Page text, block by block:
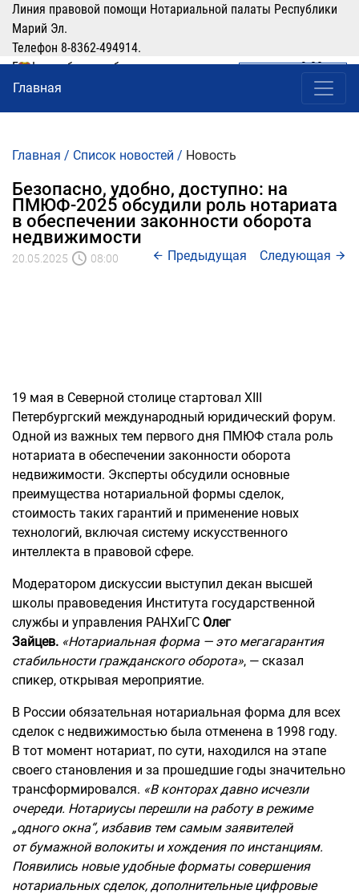
Линия правовой помощи Нотариальной палаты Республики
Марий Эл.
Телефон 8-8362-494914.
График работы: рабочие дни понедельник-четверг с 9:00 по
16:00, перерыв 12:00-13:00
ЛИЧНЫЙ КАБИНЕТ
Главная
Главная / Список новостей / Новость
Безопасно, удобно, доступно: на
ПМЮФ-2025 обсудили роль нотариата
в обеспечении законности оборота
недвижимости
20.05.2025 08:00 Следующая
Предыдущая
19 мая в Северной столице стартовал XIII
Петербургский международный юридический форум.
Одной из важных тем первого дня ПМЮФ стала роль
нотариата в обеспечении законности оборота
недвижимости. Эксперты обсудили основные
преимущества нотариальной формы сделок,
стоимость таких гарантий и применение новых
технологий, включая систему искусственного
интеллекта в правовой сфере.
Модератором дискуссии выступил декан высшей
школы правоведения Института государственной
службы и управления РАНХиГС Олег
Зайцев. «Нотариальная форма — это мегагарантия
стабильности гражданского оборота», — сказал
спикер, открывая мероприятие.
В России обязательная нотариальная форма для всех
сделок с недвижимостью была отменена в 1998 году.
В тот момент нотариат, по сути, находился на этапе
своего становления и за прошедшие годы значительно
трансформировался. «В конторах давно исчезли
очереди. Нотариусы перешли на работу в режиме
„одного окна“, избавив тем самым заявителей
от бумажной волокиты и хождения по инстанциям.
Появились новые удобные форматы совершения
нотариальных сделок, дополнительные цифровые